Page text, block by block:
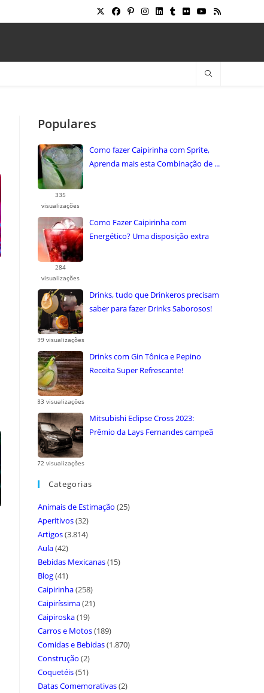
Populares
Como fazer Caipirinha com Sprite,
Aprenda mais esta Combinação de ...
335
visualizações
Como Fazer Caipirinha com
Energético? Uma disposição extra
284
visualizações
Drinks, tudo que Drinkeros precisam
saber para fazer Drinks Saborosos!
99 visualizações
Drinks com Gin Tônica e Pepino
Receita Super Refrescante!
83 visualizações
Mitsubishi Eclipse Cross 2023:
Prêmio da Lays Fernandes campeã
72 visualizações
Categorias
Animais de Estimação (25)
Aperitivos(32)
Artigos(3.814)
Aula(42)
Bebidas Mexicanas(15)
Blog(41)
Caipirinha(258)
Caipiríssima(21)
Caipiroska(19)
Carros e Motos(189)
Comidas e Bebidas(1.870)
Construção (2)
Coquetéis(51)
Datas Comemorativas(2)